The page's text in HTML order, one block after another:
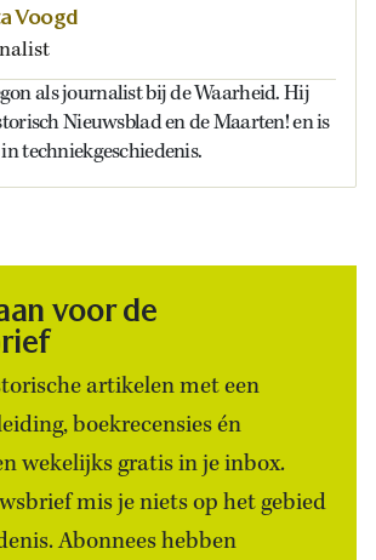
Voogd
als journalist bij de Waarheid. Hij
Nieuwsblad en de Maarten! en is
techniekgeschiedenis.
voor de
artikelen met een
boekrecensies én
wekelijks gratis in je inbox.
mis je niets op het gebied
Abonnees hebben